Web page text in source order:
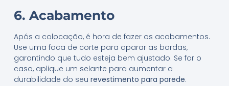
6. Acabamento
Após a colocação, é hora de fazer os acabamentos.
Use uma faca de corte para aparar as bordas,
garantindo que tudo esteja bem ajustado. Se for o
caso, aplique um selante para aumentar a
durabilidade do seu revestimento para parede.